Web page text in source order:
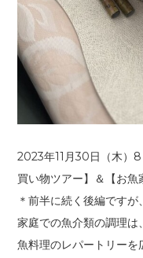
2023年11月30日（木
買い物ツアー】＆【お魚
＊前半に続く後編ですが
家庭での魚介類の調理は
魚料理のレパートリーを